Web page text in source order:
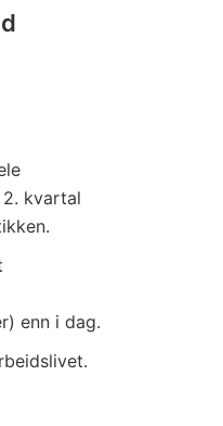
kvartal
enn i dag.